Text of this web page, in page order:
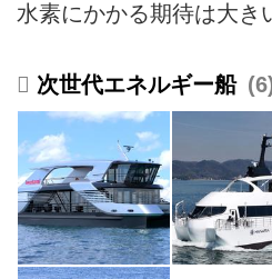
水素にかかる期待は大き
次世代エネルギー船 6